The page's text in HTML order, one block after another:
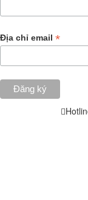
Địa chỉ email *